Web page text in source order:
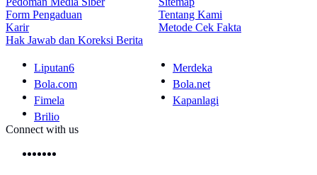
Form Pengaduan
Tentang Kami
Karir
Metode Cek Fakta
Hak Jawab dan Koreksi Berita
Liputan6
Merdeka
Bola.com
Bola.net
Fimela
Kapanlagi
Brilio
Connect with us